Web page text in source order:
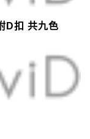
D扣 共九色